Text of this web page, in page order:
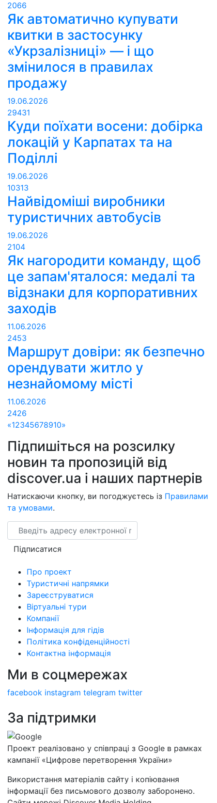
2066
Як автоматично купувати
квитки в застосунку
«Укрзалізниці» — і що
змінилося в правилах
продажу
19.06.2026
29431
Куди поїхати восени: добірка
локацій у Карпатах та на
Поділлі
19.06.2026
10313
Найвідоміші виробники
туристичних автобусів
19.06.2026
2104
Як нагородити команду, щоб
це запам'яталося: медалі та
відзнаки для корпоративних
заходів
11.06.2026
2453
Маршрут довіри: як безпечно
орендувати житло у
незнайомому місті
11.06.2026
2426
«12345678910»
Підпишіться на розсилку
новин та пропозицій від
discover.ua і наших партнерів
Натискаючи кнопку, ви погоджуєтесь із Правилами
та умовами.
Email
Підписатися
Про проект
Туристичні напрямки
Зареєструватися
Віртуальні тури
Компанії
Інформація для гідів
Політика конфіденційності
Контактна інформація
Ми в соцмережах
facebook instagram telegram twitter
За підтримки
Проект реалізовано у співпраці з Google в рамках
кампанії «Цифрове перетворення України»
Використання матеріалів сайту і копіювання
інформації без письмового дозволу заборонено.